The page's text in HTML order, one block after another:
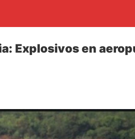
Explosivos en